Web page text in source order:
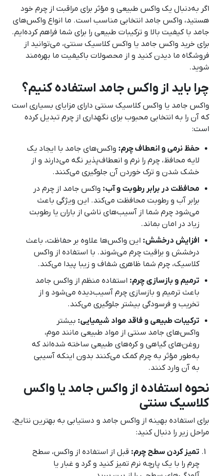
اگر به‌دنبال یک واکس طبیعی و مؤثر برای مراقبت از چرم خود
هستید، واکس جامد انتخابی مناسب است. ما انواع واکس‌های
جامد با کیفیت بالا و ترکیبات طبیعی را برای شما فراهم کرده‌ایم.
برای خرید واکس جامد یا واکس کلاسیک سنتی، می‌توانید از
فروشگاه ما دیدن کنید و از محصولات باکیفیت ما بهره‌مند
شوید.
چرا باید از واکس جامد استفاده کنیم؟
واکس جامد یا واکس کلاسیک سنتی دارای مزایای بسیاری است
که آن را به انتخابی محبوب برای نگهداری از چرم تبدیل کرده
است:
حفظ نرمی و انعطاف چرم: واکس‌های جامد با ایجاد یک
لایه محافظ، چرم را نرم و انعطاف‌پذیر نگه می‌دارند و از
خشک شدن و ترک خوردن آن جلوگیری می‌کنند.
محافظت در برابر رطوبت و آب: واکس جامد از چرم در
برابر آب و رطوبت محافظت می‌کند. این ویژگی باعث
می‌شود چرم شما از آسیب‌های ناشی از باران یا رطوبت
زیاد در امان بماند.
افزایش درخشش: این واکس‌ها علاوه بر حفاظت، باعث
درخشش و براقیت چرم می‌شوند. با استفاده از واکس
کلاسیک، چرم شما ظاهری شفاف و زیبا پیدا می‌کند.
ترمیم و بازسازی چرم: استفاده منظم از واکس جامد
باعث ترمیم و بازسازی چرم آسیب‌دیده می‌شود و از
تخریب و فرسودگی بیشتر جلوگیری می‌کند.
ترکیبات طبیعی و فاقد مواد شیمیایی: بیشتر
واکس‌های جامد سنتی از مواد طبیعی مانند موم،
روغن‌های گیاهی و کره‌های طبیعی ساخته شده‌اند که
به‌طور مؤثر به چرم کمک می‌کنند بدون اینکه آسیبی
به آن وارد کنند.
نحوه استفاده از واکس جامد یا واکس
کلاسیک سنتی
برای استفاده بهینه از واکس جامد و دستیابی به بهترین نتایج،
مراحل زیر را دنبال کنید:
تمیز کردن سطح چرم: قبل از استفاده از واکس، سطح
چرم را با یک پارچه نرم تمیز کنید و گرد و غبار یا